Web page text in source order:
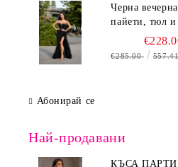
Черна
пайети, тюл и
€285.00
Абонирай се
Най-продавани
КЪСА